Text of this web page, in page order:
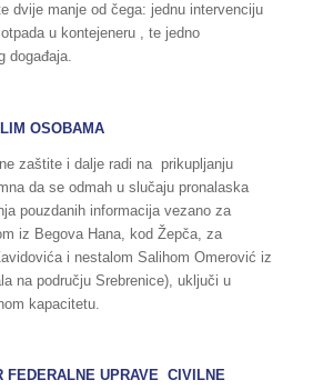
dvije manje od čega: jednu intervenciju
u kontejeneru , te jedno
događaja.
OSOBAMA
zaštite i dalje radi na prikupljanju
da se odmah u slučaju pronalaska
pouzdanih informacija vezano za
iz Begova Hana, kod Žepča, za
i nestalom Salihom Omerović iz
na području Srebrenice), uključi u
kapacitetu.
FEDERALNE UPRAVE CIVILNE